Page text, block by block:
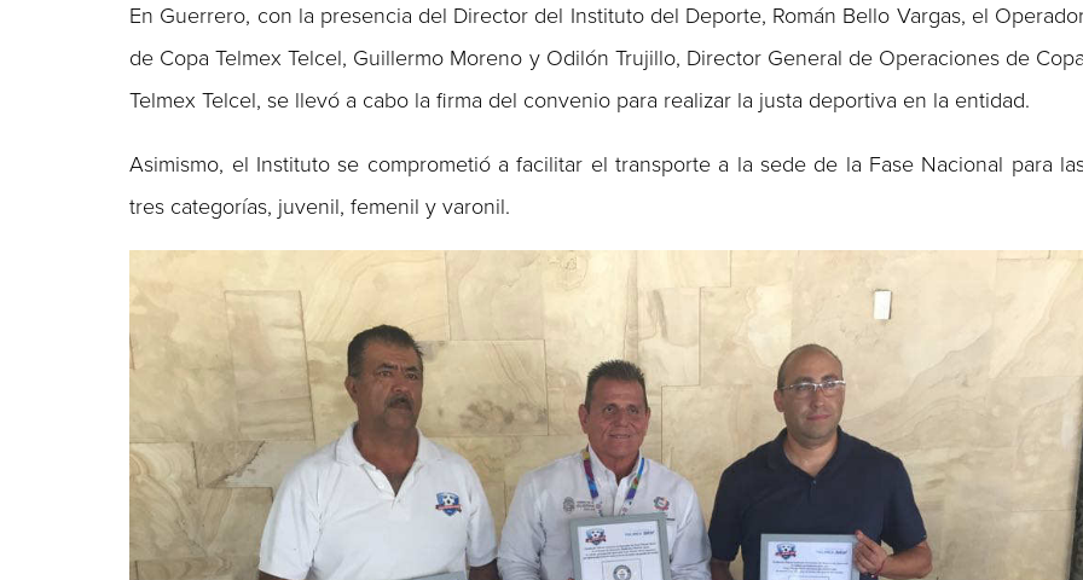
En Guerrero, con la presencia del Director del Instituto del Deporte, Román Bello Vargas, el
de Copa Telmex Telcel, Guillermo Moreno y Odilón Trujillo, Director General de Operaciones de
Telmex Telcel, se llevó a cabo la firma del convenio para realizar la justa deportiva en la entidad.
Asimismo, el Instituto se comprometió a facilitar el transporte a la sede de la Fase Nacional para
tres categorías, juvenil, femenil y varonil.